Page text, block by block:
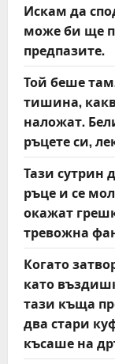
Искам да
може би ще
предпазите.
Той беше
тишина,
наложат.
ръцете си,
Тази сутрин
ръце и се
окажат
тревожна
Когато
като
тази къща
два стари
късаше на